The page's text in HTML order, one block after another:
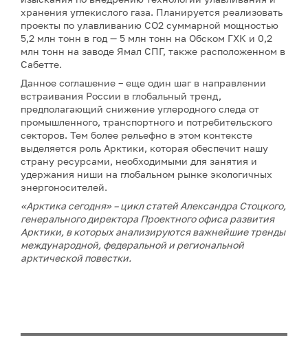
хранения углекислого газа. Планируется реализовать
проекты по улавливанию CO2 суммарной мощностью
5,2 млн тонн в год — 5 млн тонн на Обском ГХК и 0,2
млн тонн на заводе Ямал СПГ, также расположенном в
Сабетте.
Данное соглашение – еще один шаг в направлении
встраивания России в глобальный тренд,
предполагающий снижение углеродного следа от
промышленного, транспортного и потребительского
секторов. Тем более рельефно в этом контексте
выделяется роль Арктики, которая обеспечит нашу
страну ресурсами, необходимыми для занятия и
удержания ниши на глобальном рынке экологичных
энергоносителей.
«Арктика сегодня» – цикл статей Александра Стоцкого,
генерального директора Проектного офиса развития
Арктики, в которых анализируются важнейшие тренды
международной, федеральной и региональной
арктической повестки.